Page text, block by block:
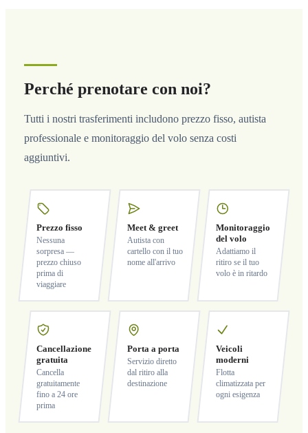
Perché prenotare con noi?
Tutti i nostri trasferimenti includono prezzo fisso, autista
professionale e monitoraggio del volo senza costi
aggiuntivi.
Prezzo fisso
Nessuna
sorpresa —
prezzo chiuso
prima di
viaggiare
Meet & greet
Autista con
cartello con il tuo
nome all'arrivo
Monitoraggio
del volo
Adattiamo il
ritiro se il tuo
volo è in ritardo
Cancellazione
gratuita
Cancella
gratuitamente
fino a 24 ore
prima
Porta a porta
Servizio diretto
dal ritiro alla
destinazione
Veicoli
moderni
Flotta
climatizzata per
ogni esigenza